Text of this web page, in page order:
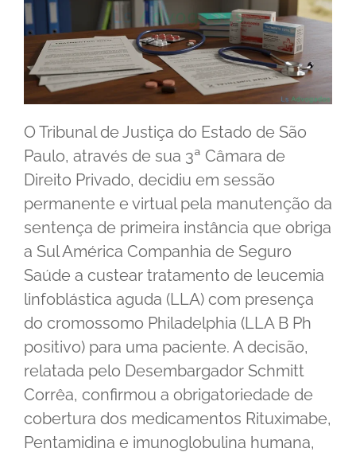
O Tribunal de Justiça do Estado de São
Paulo, através de sua 3ª Câmara de
Direito Privado, decidiu em sessão
permanente e virtual pela manutenção da
sentença de primeira instância que obriga
a Sul América Companhia de Seguro
Saúde a custear tratamento de leucemia
linfoblástica aguda (LLA) com presença
do cromossomo Philadelphia (LLA B Ph
positivo) para uma paciente. A decisão,
relatada pelo Desembargador Schmitt
Corrêa, confirmou a obrigatoriedade de
cobertura dos medicamentos Rituximabe,
Pentamidina e imunoglobulina humana,